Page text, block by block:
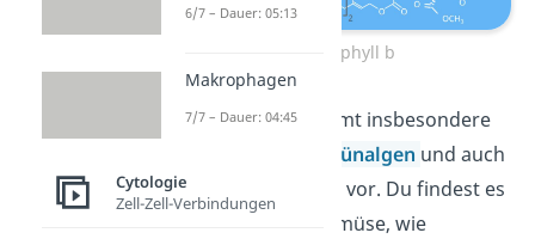
Chlorophyll b
Chlorophyll b kommt insbesondere
Grünalgen und auch
allen Landpflanzen vor. Du findest es
zum Beispiel in Gemüse, wie
6/7 – Dauer: 05:13
Makrophagen
7/7 – Dauer: 04:45
Cytologie
Zell-Zell-Verbindungen